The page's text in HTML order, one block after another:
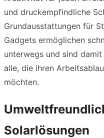
und druckempfindliche
Grundausstattungen für
Gadgets ermöglichen
unterwegs und sind
alle, die ihren
möchten.
Solarlösungen